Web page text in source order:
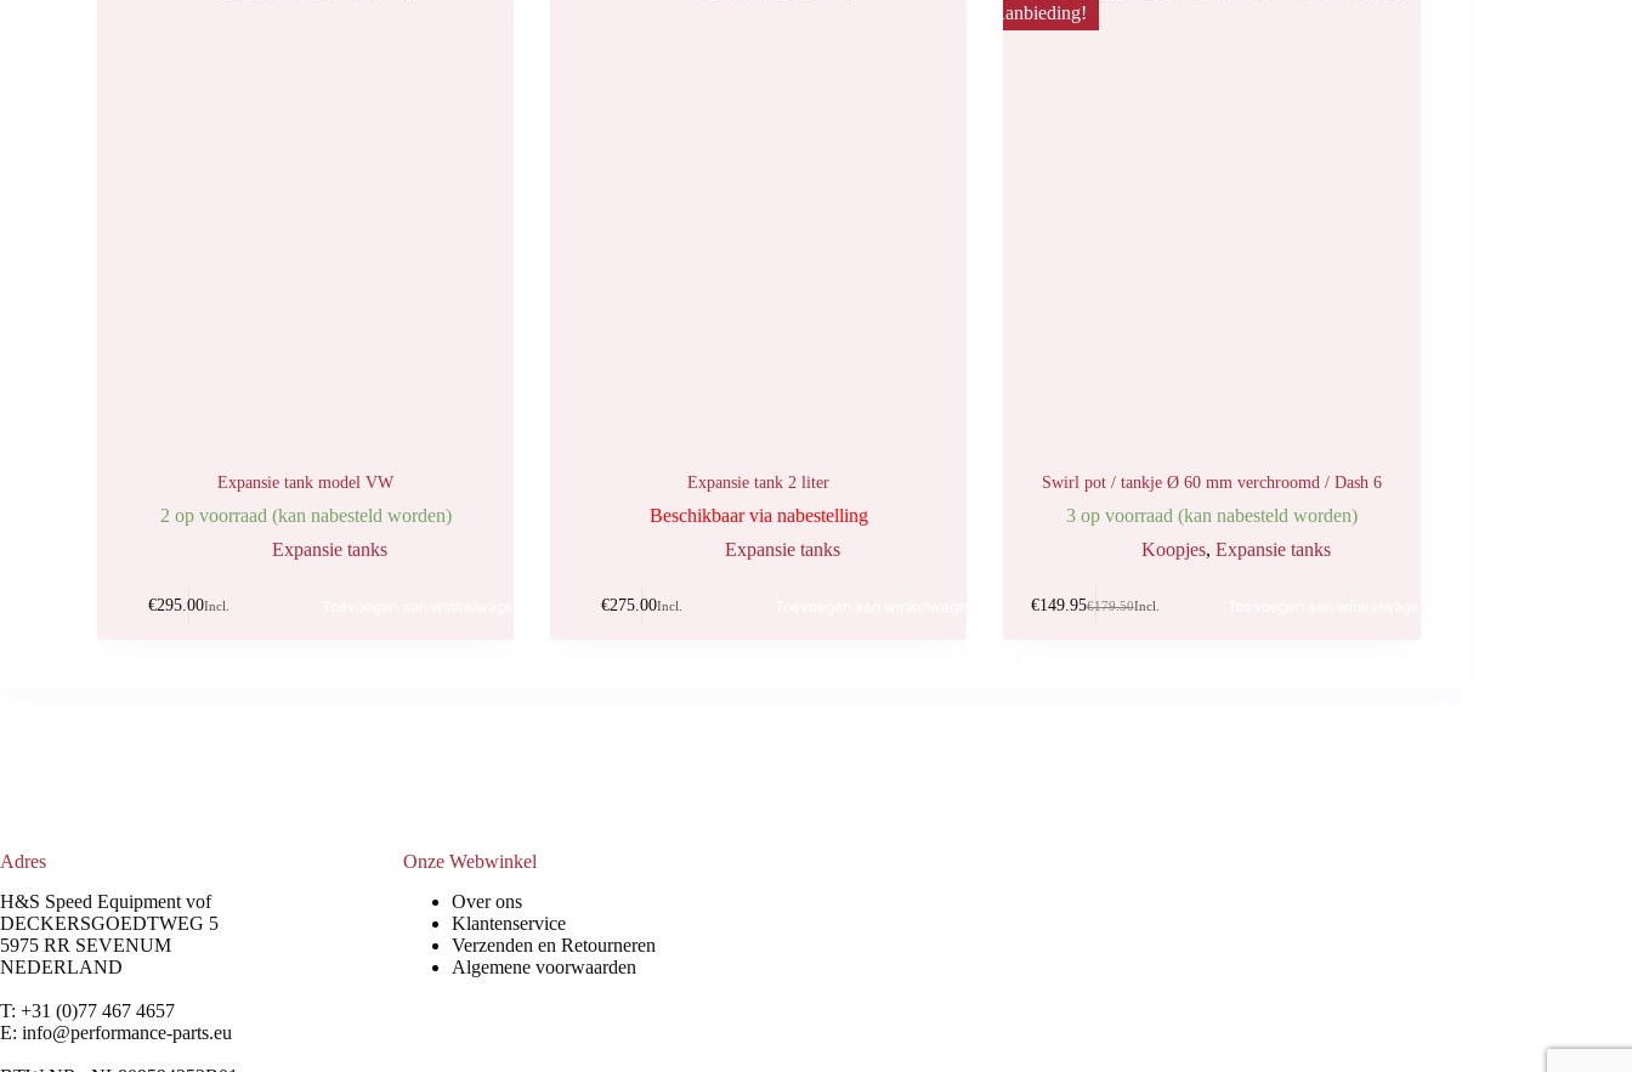
Expansie tank model VW
2 op voorraad (kan nabesteld worden)
Expansie tanks
€295.00Incl.
Expansie tank 2 liter
Beschikbaar via nabestelling
Expansie tanks
€275.00Incl.
Aanbieding!
Swirl pot / tankje Ø 60 mm verchroomd / Dash 6
3 op voorraad (kan nabesteld worden)
Koopjes, Expansie tanks
€179.50
€149.95 Incl.
Adres
H&S Speed Equipment vof
DECKERSGOEDTWEG 5
5975 RR SEVENUM
NEDERLAND
T: +31 (0)77 467 4657
E: info@performance-parts.eu
Onze Webwinkel
Over ons
Klantenservice
Verzenden en Retourneren
Algemene voorwaarden